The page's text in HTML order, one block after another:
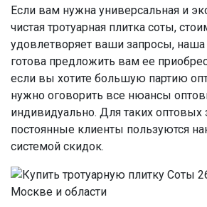
Если вам нужна универсальная и
чистая тротуарная плитка соты,
удовлетворяет ваши запросы,
готова предложить вам ее
если вы хотите большую партию
нужно оговорить все нюансы
индивидуально. Для таких оптовых
постоянные клиенты пользуются
системой скидок.